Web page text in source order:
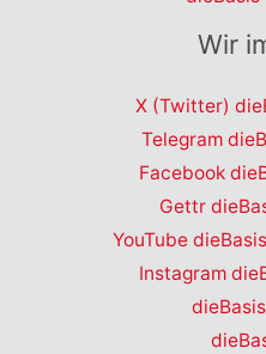
Wir
X (Twitter)
Telegram
Facebook
Gettr
YouTube
Instagram